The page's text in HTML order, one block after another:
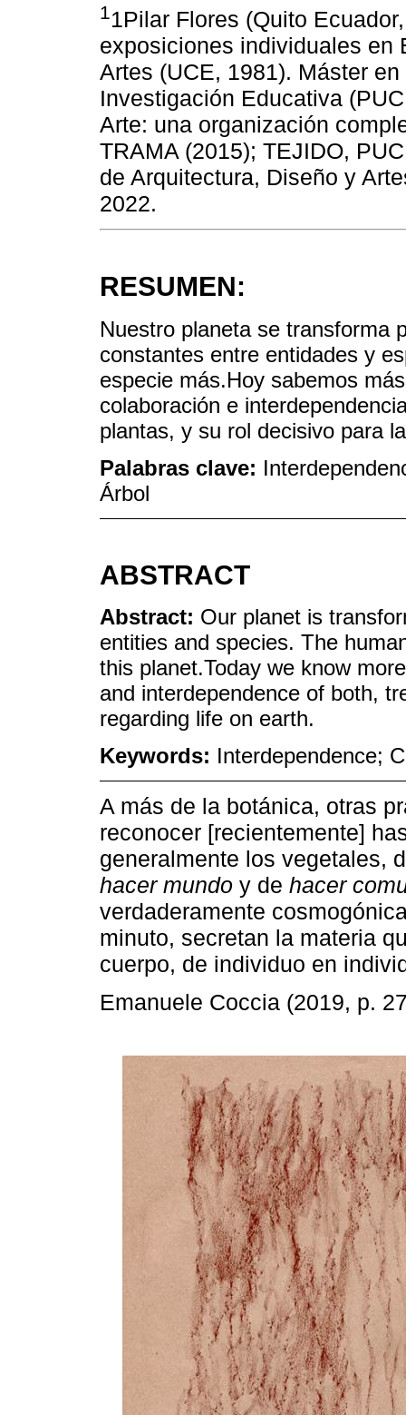
11Pilar Flores (Quito
exposiciones individuales en
Artes (UCE, 1981). Máster
Investigación Educativa
Arte: una organización
TRAMA (2015); TEJIDO,
de Arquitectura, Diseño y
2022.
RESUMEN:
Nuestro planeta se transforma
constantes entre entidades y
especie más.Hoy sabemos
colaboración e
plantas, y su rol decisivo para
Palabras clave:
Árbol
ABSTRACT
Abstract: Our planet is
entities and species. The
this planet.Today we know
and interdependence of both,
regarding life on earth.
Keywords: Interdependence;
A más de la botánica, otras
reconocer [recientemente]
generalmente los vegetales,
hacer mundo y de hacer
verdaderamente
minuto, secretan la materia
cuerpo, de individuo en
Emanuele Coccia (2019, p.